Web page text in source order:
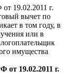
19.02.2011 г.
вычет по
в том году, в
или в
имущества
от 19.02.2011 г.